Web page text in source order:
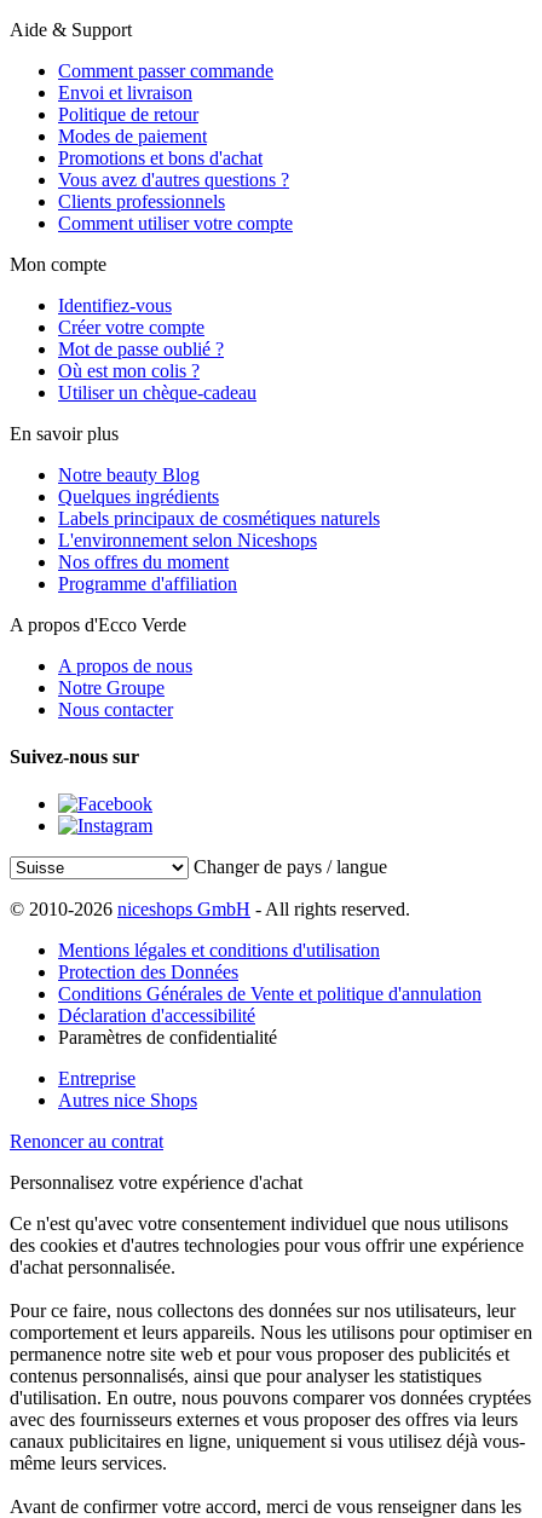
Aide & Support
Comment passer commande
Envoi et livraison
Politique de retour
Modes de paiement
Promotions et bons d'achat
Vous avez d'autres questions ?
Clients professionnels
Comment utiliser votre compte
Mon compte
Identifiez-vous
Créer votre compte
Mot de passe oublié ?
Où est mon colis ?
Utiliser un chèque-cadeau
En savoir plus
Notre beauty Blog
Quelques ingrédients
Labels principaux de cosmétiques naturels
L'environnement selon Niceshops
Nos offres du moment
Programme d'affiliation
A propos d'Ecco Verde
A propos de nous
Notre Groupe
Nous contacter
Suivez-nous sur
Changer de pays / langue
© 2010-2026 niceshops GmbH - All rights reserved.
Mentions légales et conditions d'utilisation
Protection des Données
Conditions Générales de Vente et politique d'annulation
Déclaration d'accessibilité
Paramètres de confidentialité
Entreprise
Autres nice Shops
Renoncer au contrat
Personnalisez votre expérience d'achat
Ce n'est qu'avec votre consentement individuel que nous utilisons
des cookies et d'autres technologies pour vous offrir une expérience
d'achat personnalisée.
Pour ce faire, nous collectons des données sur nos utilisateurs, leur
comportement et leurs appareils. Nous les utilisons pour optimiser en
permanence notre site web et pour vous proposer des publicités et
contenus personnalisés, ainsi que pour analyser les statistiques
d'utilisation. En outre, nous pouvons comparer vos données cryptées
avec des fournisseurs externes et vous proposer des offres via leurs
canaux publicitaires en ligne, uniquement si vous utilisez déjà vous-
même leurs services.
Avant de confirmer votre accord, merci de vous renseigner dans les